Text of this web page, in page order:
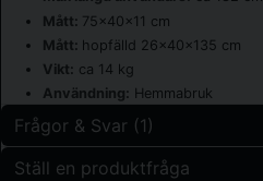
Mått: 75x40x11 cm
Mått: hopfälld 26x40x135 cm
Vikt: ca 14 kg
Användning: Hemmabruk
Frågor & Svar (1)
Ställ en produktfråga